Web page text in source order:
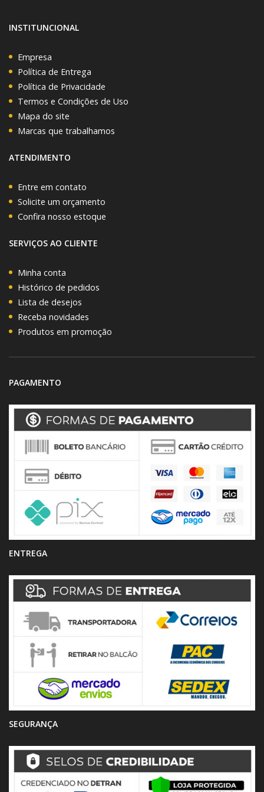
INSTITUNCIONAL
Empresa
Política de Entrega
Política de Privacidade
Termos e Condições de Uso
Mapa do site
Marcas que trabalhamos
ATENDIMENTO
Entre em contato
Solicite um orçamento
Confira nosso estoque
SERVIÇOS AO CLIENTE
Minha conta
Histórico de pedidos
Lista de desejos
Receba novidades
Produtos em promoção
PAGAMENTO
ENTREGA
SEGURANÇA